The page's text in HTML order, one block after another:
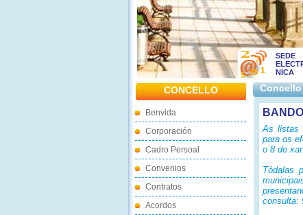
SEDE
NICA
CONCELLO
Benvida
Corporación
Cadro Persoal
Convenios
Contratos
Acordos
As listas
para os
o 8 de
Tódalas
consulta: